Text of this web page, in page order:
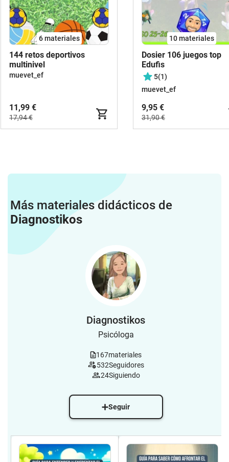
6 materiales
144 retos deportivos
multinivel
muevet_ef
11,99 €
17,94 €
10 materiales
Dosier 106 juegos top
Edufis
5(1)
muevet_ef
9,95 €
31,90 €
Más materiales didácticos de
Diagnostikos
Diagnostikos
Psicóloga
167materiales
532Seguidores
24Siguiendo
Seguir